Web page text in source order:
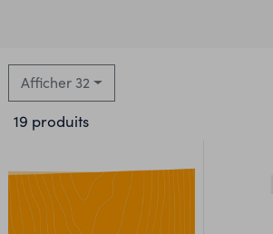
Afficher 32
19 produits